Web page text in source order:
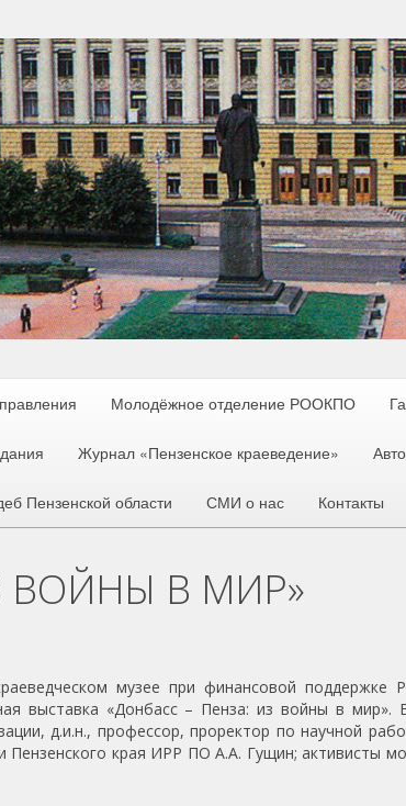
Молодёжное отделение РООКПО
Журнал «Пензенское краеведение»
Пензенской области СМИ о нас Контакты
ВОЙНЫ В МИР»
музее при финансовой поддержке
выставка «Донбасс – Пенза: из войны в мир».
д.и.н., профессор, проректор по научной
Пензенского края ИРР ПО А.А. Гущин; активисты